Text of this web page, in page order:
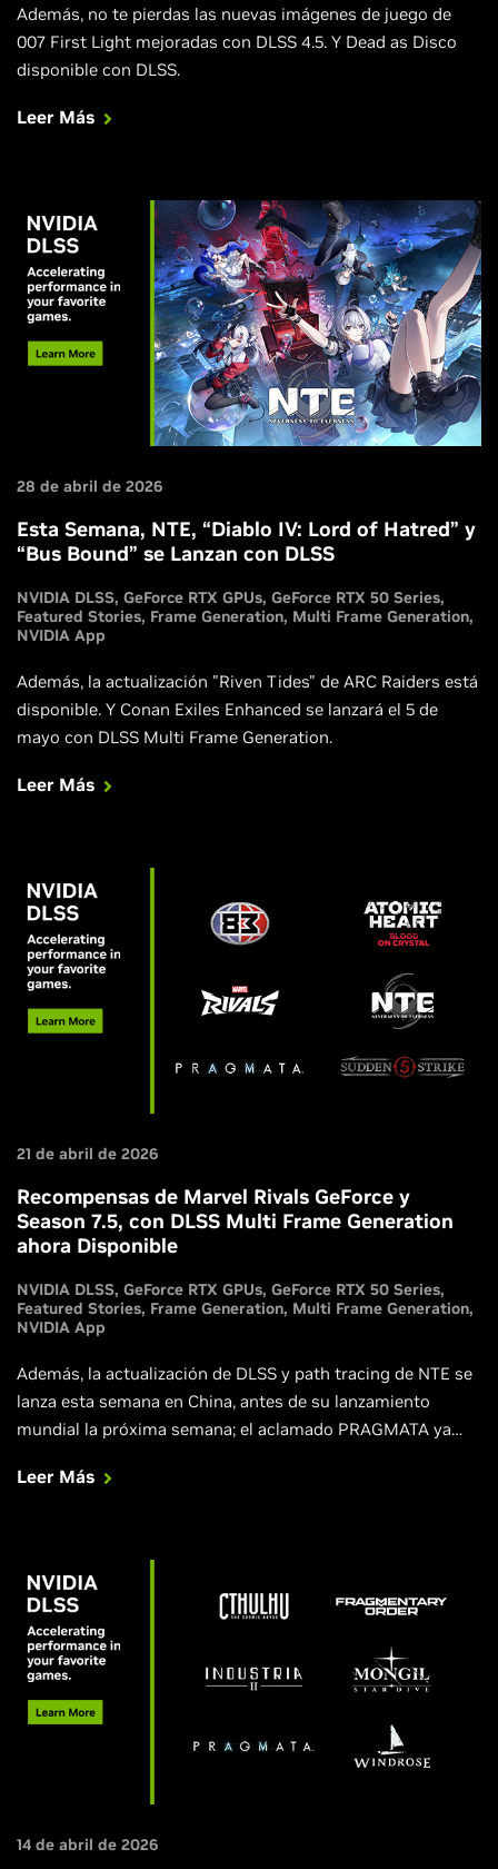
Además, no te pierdas las nuevas imágenes de juego de
007 First Light mejoradas con DLSS 4.5. Y Dead as Disco
disponible con DLSS.
Leer Más
28 de abril de 2026
Esta Semana, NTE, “Diablo IV: Lord of Hatred” y
“Bus Bound” se Lanzan con DLSS
NVIDIA DLSS GeForce RTX GPUs GeForce RTX 50 Series
Featured Stories Frame Generation Multi Frame Generation
NVIDIA App
Además, la actualización "Riven Tides" de ARC Raiders está
disponible. Y Conan Exiles Enhanced se lanzará el 5 de
mayo con DLSS Multi Frame Generation.
Leer Más
21 de abril de 2026
Recompensas de Marvel Rivals GeForce y
Season 7.5, con DLSS Multi Frame Generation
ahora Disponible
NVIDIA DLSS GeForce RTX GPUs GeForce RTX 50 Series
Featured Stories Frame Generation Multi Frame Generation
NVIDIA App
Además, la actualización de DLSS y path tracing de NTE se
lanza esta semana en China, antes de su lanzamiento
mundial la próxima semana; el aclamado PRAGMATA ya
Frame Generation; Sudden Strike 5 se lanza con DLSS
Leer Más
14 de abril de 2026